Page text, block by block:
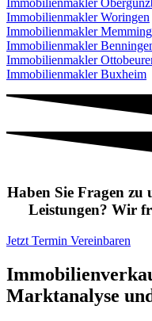
Immobilienmakler
Immobilienmakler Woringen
Immobilienmakler
Immobilienmakler
Immobilienmakler
Immobilienmakler Buxheim
Haben Sie Fragen zu
Leistungen? Wir
Jetzt Termin Vereinbaren
Marktanalyse